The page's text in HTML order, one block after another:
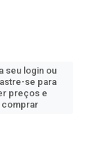
seu login ou
se para
preços e
comprar